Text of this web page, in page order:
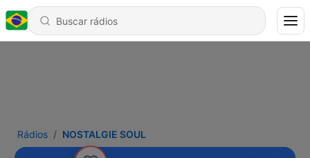
Rádios NOSTALGIE SOUL